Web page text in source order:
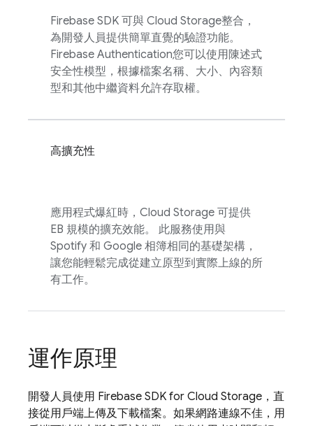
Firebase SDK 可與 Cloud Storage整合，
為開發人員提供簡單直覺的驗證功能。
Firebase Authentication您可以使用陳述式
安全性模型，根據檔案名稱、大小、內容類
型和其他中繼資料允許存取權。
高擴充性
應用程式爆紅時， Cloud Storage 可提供
EB 規模的擴充效能。 此服務使用與
Spotify 和 Google 相簿相同的基礎架構，
讓您能輕鬆完成從建立原型到實際上線的所
有工作。
運作原理
開發人員使用 Firebase SDK for Cloud Storage ，直
接從用戶端上傳及下載檔案。如果網路連線不佳，用